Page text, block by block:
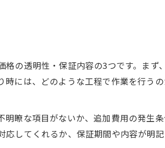
を活用した屋根塗装業者の見極め術
津市で屋根塗装業者を口コミで選ぶ方
の透明性・保証内容の3つです。ま
には、どのような工程で作業を行う
瞭な項目がないか、追加費用の発生
してくれるか、保証期間や内容が明